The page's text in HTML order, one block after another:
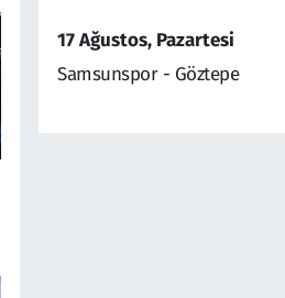
17 Ağustos, Pazartesi
Samsunspor - Göztepe